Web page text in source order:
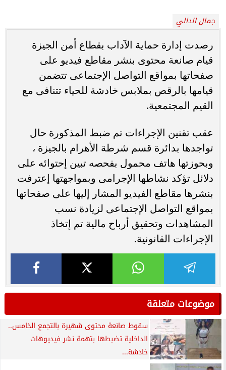
جمال الدالي
رصدت إدارة حماية الآداب بقطاع أمن الجيزة
قيام صانعة محتوى بنشر مقاطع فيديو على
صفحاتها بمواقع التواصل الإجتماعى تتضمن
قيامها بالرقص بملابس خادشة للحياء تتنافى مع
القيم المجتمعية.
عقب تقنين الإجراءات تم ضبط المذكورة حال
تواجدها بدائرة قسم شرطة الأهرام بالجيزة ،
وبحوزتها هاتف محمول بفحصه تبين إحتوائه على
دلائل تؤكد نشاطها الإجرامى وبمواجهتها إعترفت
بنشرها مقاطع الفيديو المشار إليها على صفحاتها
بمواقع التواصل الإجتماعى لزيادة نسب
المشاهدات وتحقيق أرباح مالية تم إتخاذ
الإجراءات القانونية.
موضوعات متعلقة
سقوط صانعة محتوى شهيرة بالتجمع الخامس..
الداخلية تضبطها بتهمة نشر فيديوهات
خادشة...